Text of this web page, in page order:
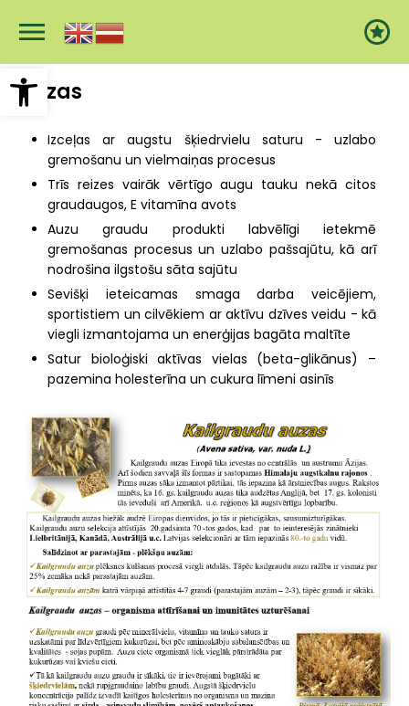
Open toolbar
galveno
Auzas
Izceļas ar augstu šķiedrvielu saturu - uzlabo
gremošanu un vielmaiņas procesus
Trīs reizes vairāk vērtīgo augu tauku nekā citos
graudaugos, E vitamīna avots
Auzu graudu produkti labvēlīgi ietekmē
gremošanas procesus un uzlabo pašsajūtu, kā arī
nodrošina ilgstošu sāta sajūtu
Sevišķi ieteicamas smaga darba veicējiem,
sportistiem un cilvēkiem ar aktīvu dzīves veidu - kā
viegli izmantojama un enerģijas bagāta maltīte
Satur bioloģiski aktīvas vielas (beta-glikānus) –
pazemina holesterīna un cukura līmeni asinīs